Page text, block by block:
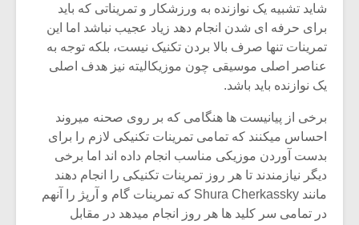
شاید تشبیه یک نوازنده به ورزشکار و تمریناتی که باید
برای حرفه ای شدن انجام دهد زیاد عجیب نباشد اما این
تمرینات تنها صرف بالا بردن تکنیک نیست، بلکه توجه به
عناصر اصلی موسیقی چون موزیکالیته نیز هدف اصلی
یک نوازنده باید باشد.
برخی از پیانیست ها هنگامی که بر روی صحنه میروند
احساس میکنند که تمامی تمرینات تکنیکی لازم را برای
بدست آوردن موزیکی مناسب انجام داده اند اما برخی
دیگر نیازمندند تا هر روز تمرینات تکنیکی را انجام دهند
مانند Shura Cherkassky که تمرینات گام و آرپژ را آنهم
در تمامی سر کلید ها هر روز انجام میدهد در مقابل
اگر نمی توانی
مشهورترین باشی،
بدنام ترین باش
سکانسی